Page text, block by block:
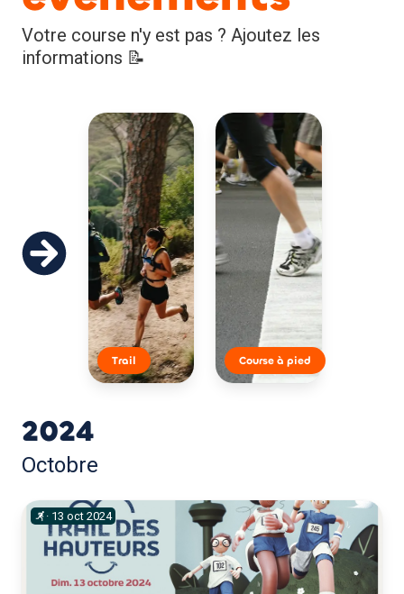
Votre course n'y est pas ? Ajoutez les
informations 📝
Trail Course à pied
2024
Octobre
· 13 oct 2024